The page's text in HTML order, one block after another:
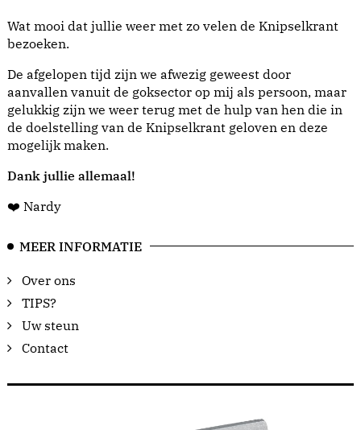
Wat mooi dat jullie weer met zo velen de Knipselkrant
bezoeken.
De afgelopen tijd zijn we afwezig geweest door
aanvallen vanuit de goksector op mij als persoon, maar
gelukkig zijn we weer terug met de hulp van hen die in
de doelstelling van de Knipselkrant geloven en deze
mogelijk maken.
Dank jullie allemaal!
❤️ Nardy
MEER INFORMATIE
Over ons
TIPS?
Uw steun
Contact